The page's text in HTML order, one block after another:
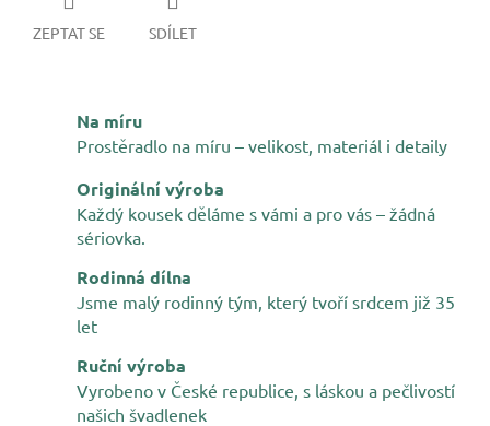
ZEPTAT SE SDÍLET
Na míru
Prostěradlo na míru – velikost, materiál i detaily
Originální výroba
Každý kousek děláme s vámi a pro vás – žádná
sériovka.
Rodinná dílna
Jsme malý rodinný tým, který tvoří srdcem již 35
let
Ruční výroba
Vyrobeno v České republice, s láskou a pečlivostí
našich švadlenek